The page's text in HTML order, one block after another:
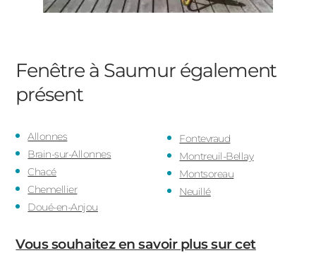
Fenêtre à Saumur également
présent
Allonnes
Brain-sur-Allonnes
Chacé
Chemellier
Doué-en-Anjou
Fontevraud
Montreuil-Bellay
Montsoreau
Neuillé
Vous souhaitez en savoir plus sur cet